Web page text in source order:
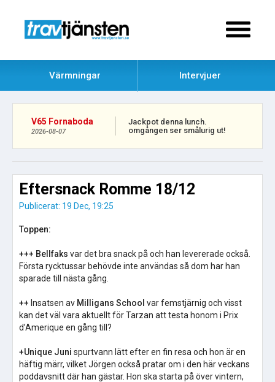
Värmningar Intervjuer
V65 Fornaboda
2026-08-07
Jackpot denna lunch.
omgången ser smålurig ut!
Eftersnack Romme 18/12
Publicerat: 19 Dec, 19:25
Toppen:
+++ Bellfaks var det bra snack på och han levererade också.
Första rycktussar behövde inte användas så dom har han
sparade till nästa gång.
++ Insatsen av Milligans School var femstjärnig och visst
kan det väl vara aktuellt för Tarzan att testa honom i Prix
d’Amerique en gång till?
+Unique Juni spurtvann lätt efter en fin resa och hon är en
häftig märr, vilket Jörgen också pratar om i den här veckans
poddavsnitt där han gästar. Hon ska starta på över vintern,